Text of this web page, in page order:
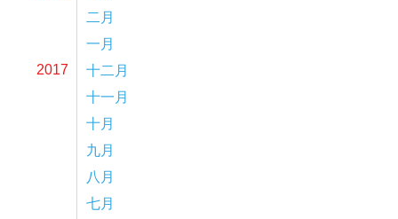
二月
一月
2017
十二月
十一月
十月
九月
八月
七月